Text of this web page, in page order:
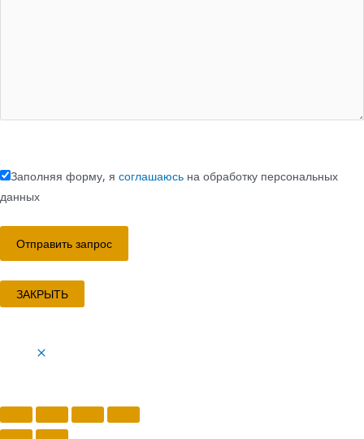
Заполняя форму, я соглашаюсь на обработку персональных
данных
ЗАКРЫТЬ